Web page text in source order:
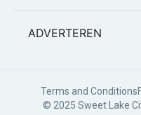
ADVERTEREN
Terms and Conditions
© 2025 Sweet Lake